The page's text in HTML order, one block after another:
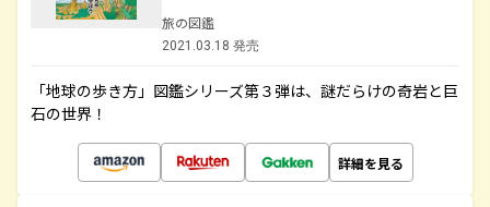
旅の図鑑
2021.03.18 発売
「地球の歩き方」図鑑シリーズ第３弾は、謎だらけの奇岩と巨
石の世界！
詳細を見る